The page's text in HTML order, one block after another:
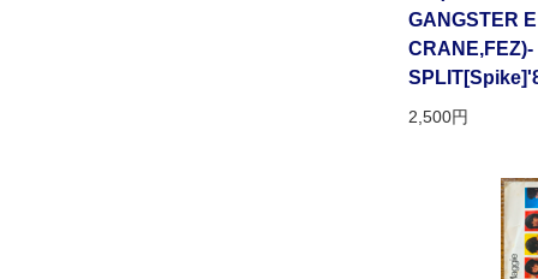
GANGSTER
CRANE,FEZ)-
2,500円